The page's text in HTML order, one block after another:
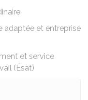
adaptée et entreprise
et service
(Ésat)